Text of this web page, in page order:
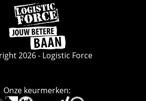
Ga
naar
de
homepage
2026 - Logistic Force
Onze keurmerken: